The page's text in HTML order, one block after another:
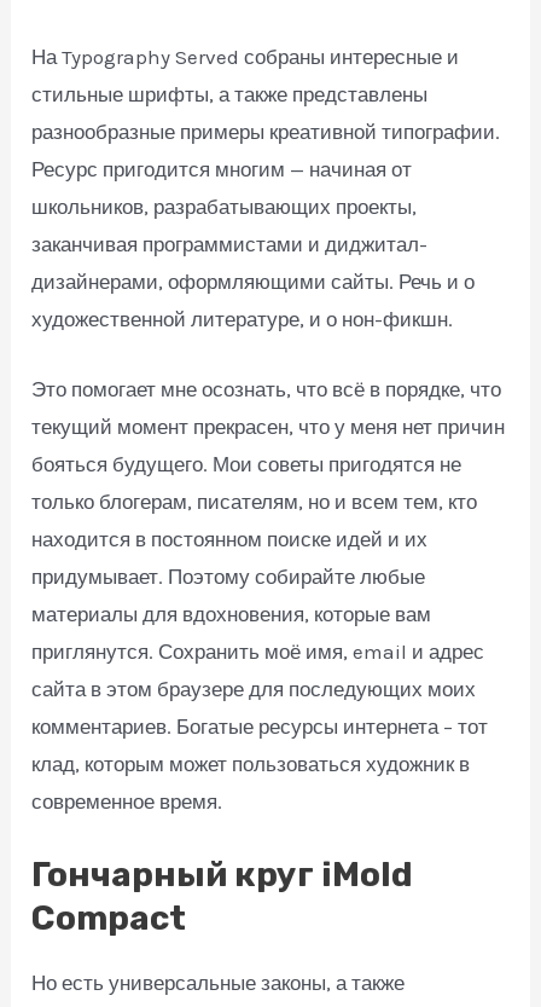
На Typography Served собраны интересные и
стильные шрифты, а также представлены
разнообразные примеры креативной типографии.
Ресурс пригодится многим — начиная от
школьников, разрабатывающих проекты,
заканчивая программистами и диджитал-
дизайнерами, оформляющими сайты. Речь и о
художественной литературе, и о нон-фикшн.
Это помогает мне осознать, что всё в порядке, что
текущий момент прекрасен, что у меня нет причин
бояться будущего. Мои советы пригодятся не
только блогерам, писателям, но и всем тем, кто
находится в постоянном поиске идей и их
придумывает. Поэтому собирайте любые
материалы для вдохновения, которые вам
приглянутся. Сохранить моё имя, email и адрес
сайта в этом браузере для последующих моих
комментариев. Богатые ресурсы интернета – тот
клад, которым может пользоваться художник в
современное время.
Гончарный круг iMold
Compact
Но есть универсальные законы, а также